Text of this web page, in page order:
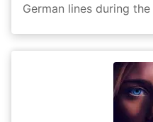
German lines during